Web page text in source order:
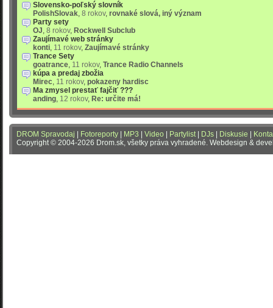
Slovensko-poľský slovník
PolishSlovak, 8 rokov, rovnaké slová, iný význam
Party sety
OJ, 8 rokov, Rockwell Subclub
Zaujímavé web stránky
konti, 11 rokov, Zaujímavé stránky
Trance Sety
goatrance, 11 rokov, Trance Radio Channels
kúpa a predaj zbožia
Mirec, 11 rokov, pokazeny hardisc
Ma zmysel prestať fajčiť ???
anding, 12 rokov, Re: určite má!
DROM Spravodaj Fotoreporty MP3 Video Partylist| DJs Diskusie
Copyright © 2004-2026 Drom.sk, všetky práva vyhradené. Webdesign &